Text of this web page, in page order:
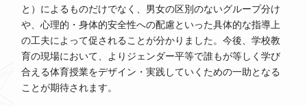
と）によるものだけでなく、男女の区別のないグループ分け
や、心理的・身体的安全性への配慮といった具体的な指導上
の工夫によって促されることが分かりました。今後、学校教
育の現場において、よりジェンダー平等で誰もが等しく学び
合える体育授業をデザイン・実践していくための一助となる
ことが期待されます。